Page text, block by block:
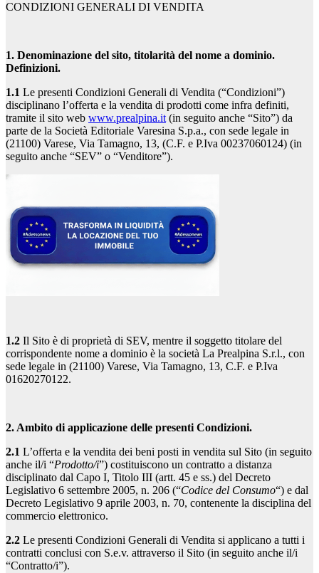
CONDIZIONI GENERALI DI VENDITA
1. Denominazione del sito, titolarità del nome a dominio.
Definizioni.
1.1 Le presenti Condizioni Generali di Vendita (“Condizioni”)
disciplinano l’offerta e la vendita di prodotti come infra definiti,
tramite il sito web www.prealpina.it(in seguito anche “Sito”) da
parte de la Società Editoriale Varesina S.p.a., con sede legale in
(21100) Varese, Via Tamagno, 13, (C.F. e P.Iva 00237060124) (in
seguito anche “SEV” o “Venditore”).
1.2 Il Sito è di proprietà di SEV, mentre il soggetto titolare del
corrispondente nome a dominio è la società La Prealpina S.r.l., con
sede legale in (21100) Varese, Via Tamagno, 13, C.F. e P.Iva
01620270122.
2. Ambito di applicazione delle presenti Condizioni.
2.1 L’offerta e la vendita dei beni posti in vendita sul Sito (in seguito
anche il/i “Prodotto/i”) costituiscono un contratto a distanza
disciplinato dal Capo I, Titolo III (artt. 45 e ss.) del Decreto
Legislativo 6 settembre 2005, n. 206 (“Codice del Consumo“) e dal
Decreto Legislativo 9 aprile 2003, n. 70, contenente la disciplina del
commercio elettronico.
2.2 Le presenti Condizioni Generali di Vendita si applicano a tutti i
contratti conclusi con S.e.v. attraverso il Sito (in seguito anche il/i
“Contratto/i”).